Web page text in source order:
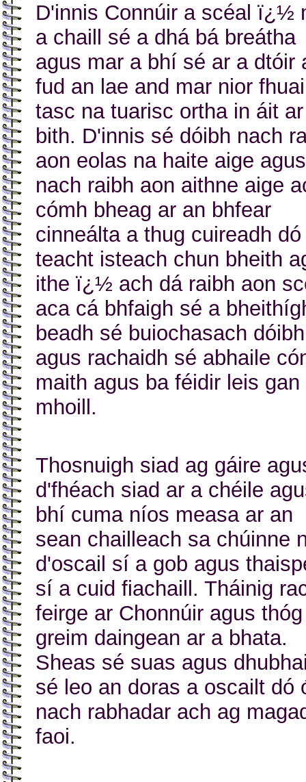
D'innis Connúir a scéal ï¿½
a chaill sé a dhá bá breátha
agus mar a bhí sé ar a dtóir
fud an lae and mar nior
tasc na tuarisc ortha in áit ar
bith. D'innis sé dóibh nach
aon eolas na haite aige agus
nach raibh aon aithne aige
cómh bheag ar an bhfear
cinneálta a thug cuireadh dó
teacht isteach chun bheith
ithe ï¿½ ach dá raibh aon
aca cá bhfaigh sé a
beadh sé buiochasach dóibh
agus rachaidh sé abhaile
maith agus ba féidir leis gan
mhoill.
Thosnuigh siad ag gáire
d'fhéach siad ar a chéile
bhí cuma níos measa ar an
sean chailleach sa chúinne
d'oscail sí a gob agus
sí a cuid fiachaill. Tháinig
feirge ar Chonnúir agus
greim daingean ar a bhata.
Sheas sé suas agus
sé leo an doras a oscailt dó
nach rabhadar ach ag
faoi.